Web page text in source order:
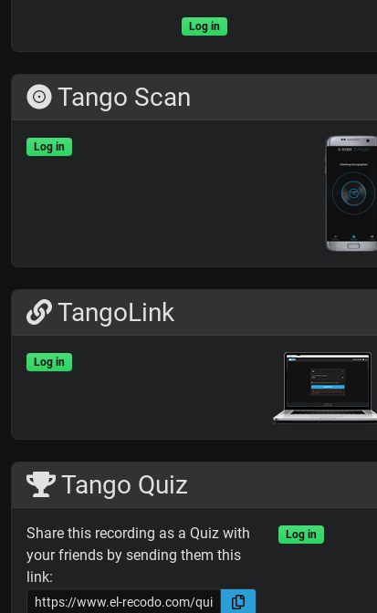
Log in
Tango Scan
Log in
TangoLink
Log in
Tango Quiz
Share this recording as a Quiz with
your friends by sending them this
link:
Log in